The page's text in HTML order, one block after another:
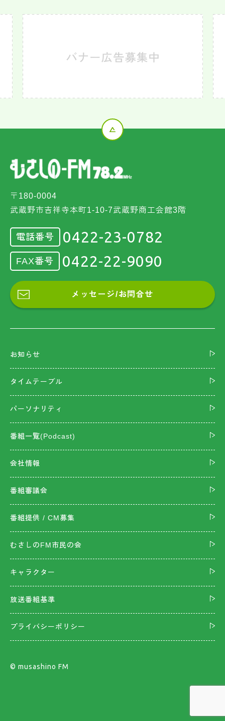
〒180-0004
武蔵野市吉祥寺本町1-10-7武蔵野商工会館3階
電話番号 0422-23-0782
FAX番号 0422-22-9090
メッセージ/お問合せ
お知らせ
タイムテーブル
パーソナリティ
番組一覧(Podcast)
会社情報
番組審議会
番組提供 / CM募集
むさしのFM市民の会
キャラクター
放送番組基準
プライバシーポリシー
©︎ musashino FM